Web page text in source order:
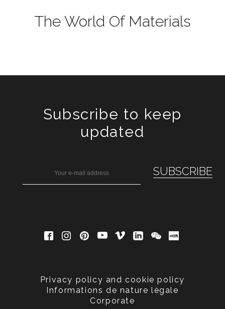
The World Of Materials
Subscribe to keep
updated
Privacy policy and cookie policy
Informations de nature lègale
Corporate